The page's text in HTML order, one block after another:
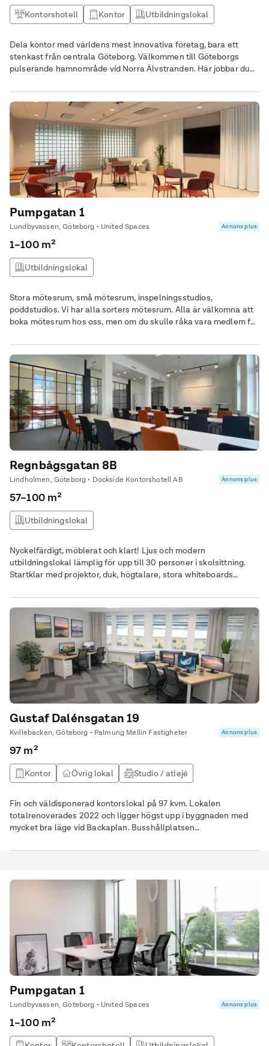
Kontorshotell Kontor
Utbildningslokal
Dela kontor med världens mest innovativa företag, bara ett
stenkast från centrala Göteborg. Välkommen till Göteborgs
pulserande hamnområde vid Norra Älvstranden. Här jobbar du
mest spännande hubbar för innovation och teknikutveckling. Ett
perfekt ställe för att utveckla ditt företag.
Pumpgatan 1
Lundbyvassen, Göteborg • United Spaces Annons plus
1–100 m²
Utbildningslokal
Stora mötesrum, små mötesrum, inspelningsstudios,
poddstudios. Vi har alla sorters mötesrum. Alla är välkomna att
boka mötesrum hos oss, men om du skulle råka vara medlem får
du undrar över kan du alltid höra av dig till oss, eller kika bland
våra vanligaste frågor. När du bokar ett mötesrum hos United
Spaces behöver du bara fokusera på en sak, och det är just
mötet. Allt annat runt omkring tar vi hand om. Smarrig lunch till
deltagarna? Vi fixar. Kaffe med nybakad kanelbulle? Självklart.
Specialteknik till den stora presentationen? Bara hojta till när du
bokar. Alla är välkomna att boka mötesrum hos oss, men om du
skulle råka vara medlem får du faktiskt 30% rabatt på alla
mötesrum. Något att tänka på!
Regnbågsgatan 8B
Lindholmen, Göteborg • Dockside Kontorshotell AB Annons plus
57–100 m²
Utbildningslokal
Nyckelfärdigt, möblerat och klart! Ljus och modern
utbildningslokal lämplig för upp till 30 personer i skolsittning.
Startklar med projektor, duk, högtalare, stora whiteboards
kök och WC i direkt anslutning.
Gustaf Dalénsgatan 19
Kvillebäcken, Göteborg • Palmung Mellin Fastigheter Annons plus
97 m²
Kontor Övrig lokal
Studio / atlejé
Fin och väldisponerad kontorslokal på 97 kvm. Lokalen
totalrenoverades 2022 och ligger högst upp i byggnaden med
mycket bra läge vid Backaplan. Busshållplatsen
fastigheten.
Pumpgatan 1
Lundbyvassen, Göteborg • United Spaces Annons plus
1–100 m²